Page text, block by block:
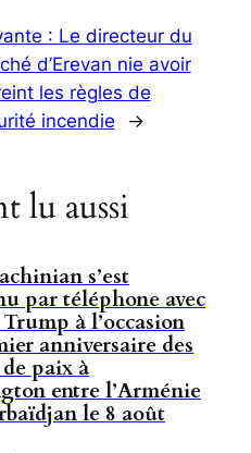
: Le directeur du
d’Erevan nie avoir
les règles de
incendie
→
lu aussi
s’est
par téléphone avec
à l’occasion
anniversaire des
paix à
entre l’Arménie
le 8 août